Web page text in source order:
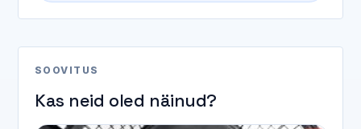
SOOVITUS
Kas neid oled näinud?